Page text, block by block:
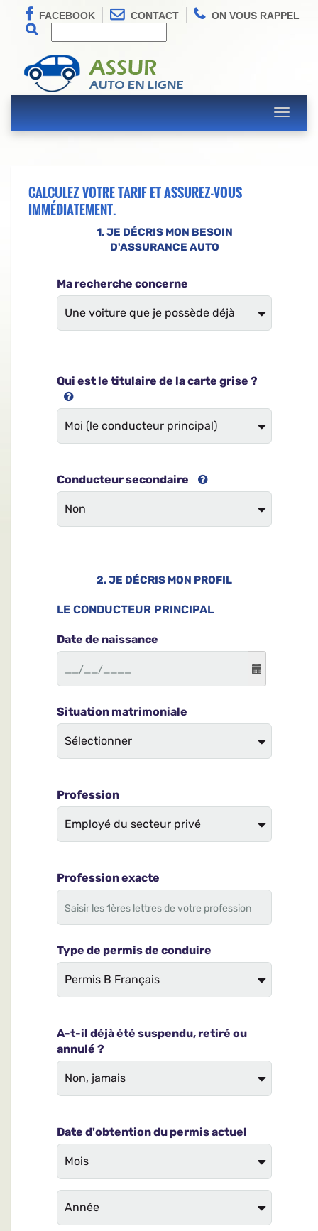
FACEBOOK CONTACT ON VOUS RAPPEL
Toggle
CALCULEZ VOTRE TARIF ET ASSUREZ-VOUS
IMMÉDIATEMENT.